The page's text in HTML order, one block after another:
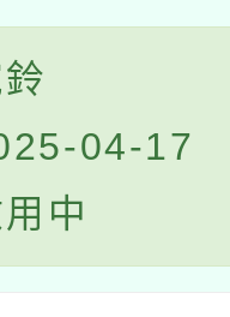
04-17
中